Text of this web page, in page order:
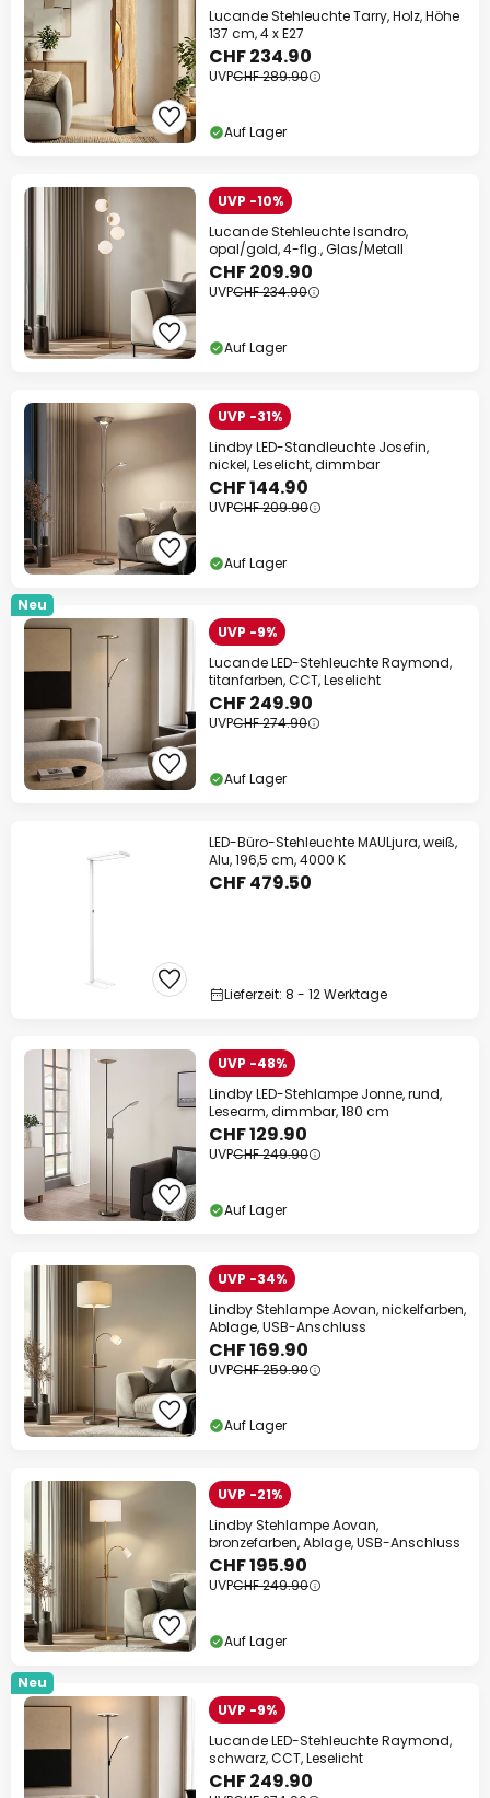
Lucande Stehleuchte Tarry, Holz, Höhe
137 cm, 4 x E27
CHF 234.90
UVPCHF 289.90
Auf Lager
UVP -10%
Lucande Stehleuchte Isandro,
opal/gold, 4-flg., Glas/Metall
CHF 209.90
UVPCHF 234.90
Auf Lager
UVP -31%
Lindby LED-Standleuchte Josefin,
nickel, Leselicht, dimmbar
CHF 144.90
UVPCHF 209.90
Auf Lager
Neu
UVP -9%
Lucande LED-Stehleuchte Raymond,
titanfarben, CCT, Leselicht
CHF 249.90
UVPCHF 274.90
Auf Lager
LED-Büro-Stehleuchte MAULjura, weiß,
Alu, 196,5 cm, 4000 K
CHF 479.50
Lieferzeit: 8 - 12 Werktage
UVP -48%
Lindby LED-Stehlampe Jonne, rund,
Lesearm, dimmbar, 180 cm
CHF 129.90
UVPCHF 249.90
Auf Lager
UVP -34%
Lindby Stehlampe Aovan, nickelfarben,
Ablage, USB-Anschluss
CHF 169.90
UVPCHF 259.90
Auf Lager
UVP -21%
Lindby Stehlampe Aovan,
bronzefarben, Ablage, USB-Anschluss
CHF 195.90
UVPCHF 249.90
Auf Lager
Neu
UVP -9%
Lucande LED-Stehleuchte Raymond,
schwarz, CCT, Leselicht
CHF 249.90